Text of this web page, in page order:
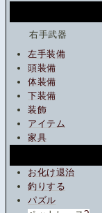
右手武器
左手装備
頭装備
体装備
下装備
装飾
アイテム
家具
お化け退治
釣りする
パズル